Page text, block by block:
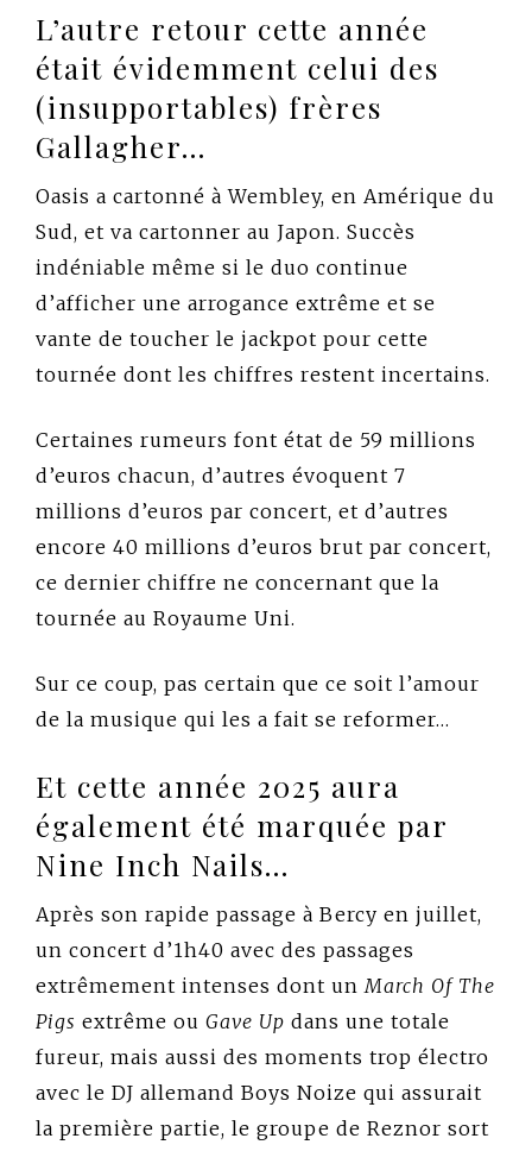
L’autre retour cette année
était évidemment celui des
(insupportables) frères
Gallagher…
Oasis a cartonné à Wembley, en Amérique du
Sud, et va cartonner au Japon. Succès
indéniable même si le duo continue
d’afficher une arrogance extrême et se
vante de toucher le jackpot pour cette
tournée dont les chiffres restent incertains.
Certaines rumeurs font état de 59 millions
d’euros chacun, d’autres évoquent 7
millions d’euros par concert, et d’autres
encore 40 millions d’euros brut par concert,
ce dernier chiffre ne concernant que la
tournée au Royaume Uni.
Sur ce coup, pas certain que ce soit l’amour
de la musique qui les a fait se reformer…
Et cette année 2025 aura
également été marquée par
Nine Inch Nails…
Après son rapide passage à Bercy en juillet,
un concert d’1h40 avec des passages
extrêmement intenses dont unMarch Of The
Pigs extrême ou Gave Up dans une totale
fureur, mais aussi des moments trop électro
avec le DJ allemand Boys Noize qui assurait
la première partie, le groupe de Reznor sort